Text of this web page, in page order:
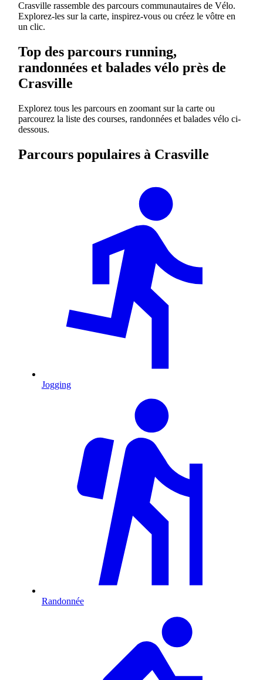
Crasville rassemble des parcours communautaires de Vélo.
Explorez-les sur la carte, inspirez-vous ou créez le vôtre en
un clic.
Top des parcours running,
randonnées et balades vélo près de
Crasville
Explorez tous les parcours en zoomant sur la carte ou
parcourez la liste des courses, randonnées et balades vélo ci-
dessous.
Parcours populaires à Crasville
Jogging
Randonnée